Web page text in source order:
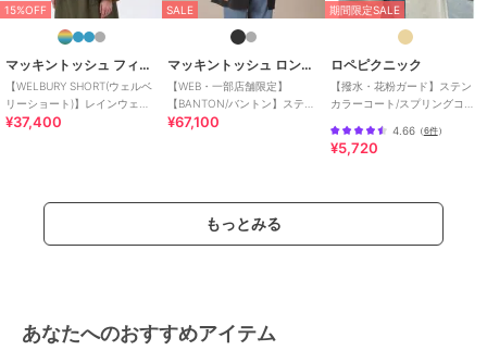
グ・マキシ丈
原産国
15%OFF
マッキントッシュ フィロソフィー
【WELBURY SHORT(ウェルベ
リーショート)】レインウェザ
ークロス製
¥37,400
SALE
マッキントッシュ ロンドン
【WEB・一部店舗限定】
【BANTON/バントン】ステン
カラーコート
¥67,100
期間限定SALE
ロペピクニック
【撥水・花粉ガード】ステン
カラーコート/スプリングコー
4.66（6件）
¥5,720
もっとみる
あなたへのおすすめアイテム